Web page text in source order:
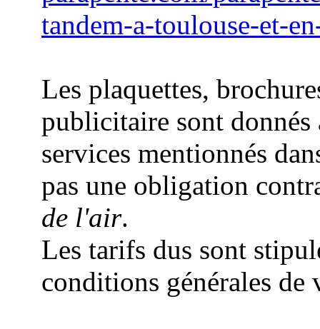
tandem-a-toulouse-et-
Les plaquettes,
publicitaire sont
services mentionnés
pas une obligation
de l'air.
Les tarifs dus sont
conditions générales de